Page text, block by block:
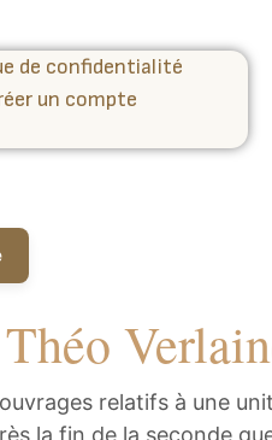
de confidentialité
un compte
relatifs à une
la fin de la seconde